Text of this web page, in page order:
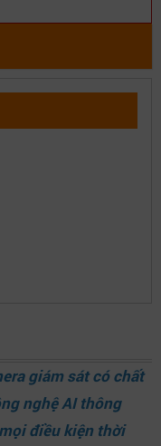
giám sát có chất
nghệ AI thông
điều kiện thời